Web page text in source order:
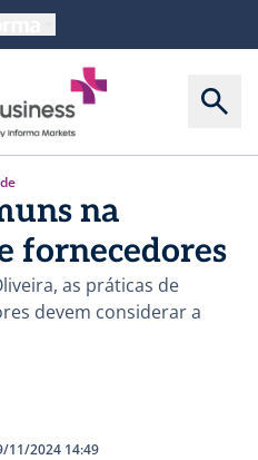
na
fornecedores
as práticas de
devem considerar a
11/2024 14:49